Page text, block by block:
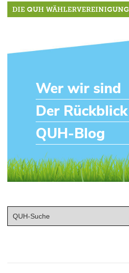
DIE QUH WÄHLERVEREINIGUNG
Wer wir sind
Der Rückblick
QUH-Blog